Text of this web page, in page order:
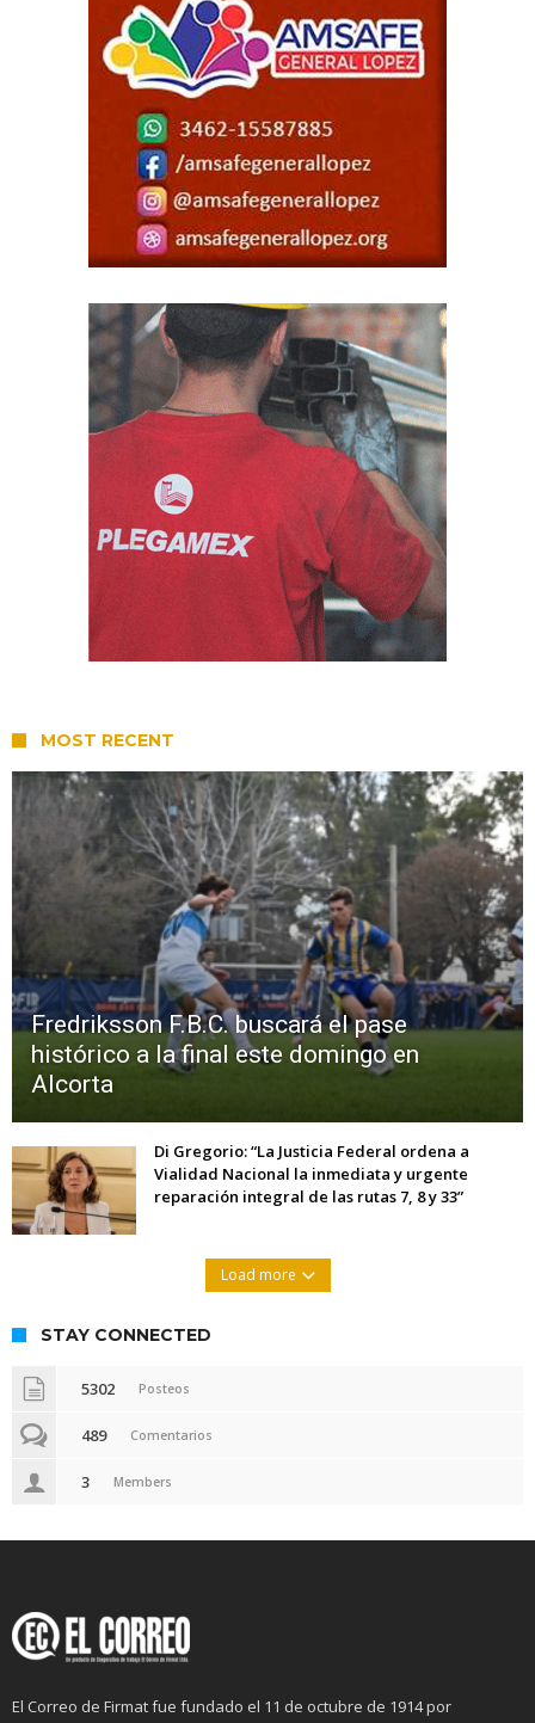
MOST RECENT
Fredriksson F.B.C. buscará el pase
histórico a la final este domingo en
Alcorta
Di Gregorio: “La Justicia Federal ordena a
Vialidad Nacional la inmediata y urgente
reparación integral de las rutas 7, 8 y 33”
Load more
STAY CONNECTED
5302 Posteos
489 Comentarios
3 Members
El Correo de Firmat fue fundado el 11 de octubre de 1914 por